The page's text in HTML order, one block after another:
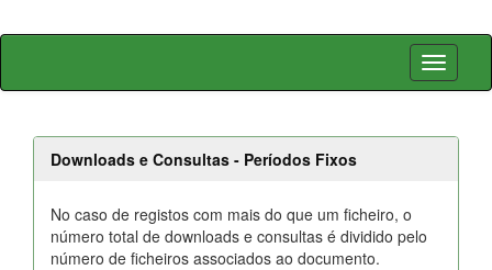
Skip
Downloads e Consultas - Períodos Fixos
No caso de registos com mais do que um ficheiro, o
número total de downloads e consultas é dividido pelo
número de ficheiros associados ao documento.